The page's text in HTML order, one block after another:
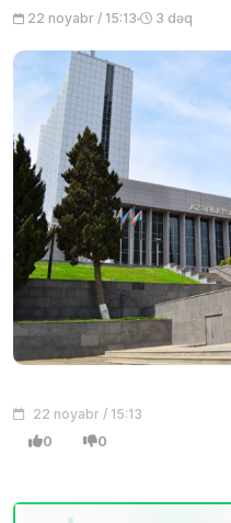
22 noyabr / 15:13 3 dəq
22 noyabr / 15:13
0 0